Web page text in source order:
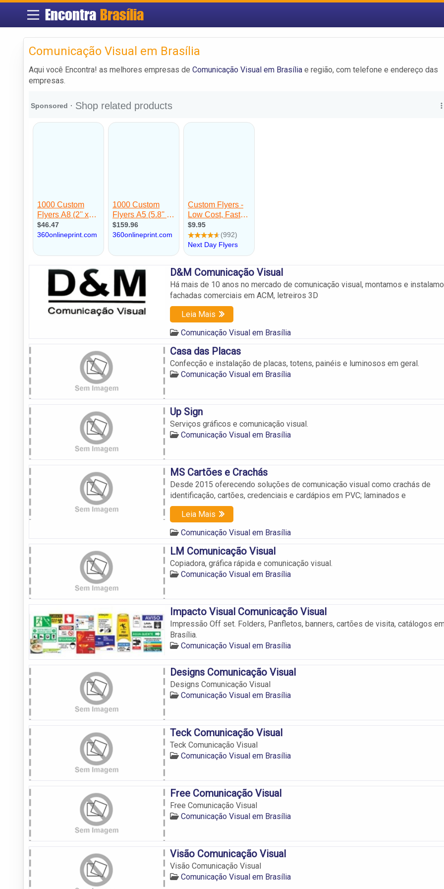
Encontra Brasília
Comunicação Visual em Brasília
Aqui você Encontra! as melhores empresas de Comunicação Visual em Brasília e região, com telefone e endereço das
empresas.
D&M Comunicação Visual
Há mais de 10 anos no mercado de comunicação visual, montamos e
fachadas comerciais em ACM, letreiros 3D
Leia Mais
Comunicação Visual em Brasília
Casa das Placas
Confecção e instalação de placas, totens, painéis e luminosos em geral.
Comunicação Visual em Brasília
Up Sign
Serviços gráficos e comunicação visual.
Comunicação Visual em Brasília
MS Cartões e Crachás
Desde 2015 oferecendo soluções de comunicação visual como crachás de
identificação, cartões, credenciais e cardápios em PVC; laminados e
Leia Mais
Comunicação Visual em Brasília
LM Comunicação Visual
Copiadora, gráfica rápida e comunicação visual.
Comunicação Visual em Brasília
Impacto Visual Comunicação Visual
Impressão Off set. Folders, Panfletos, banners, cartões de visita, catálogos
Brasília.
Comunicação Visual em Brasília
Designs Comunicação Visual
Designs Comunicação Visual
Comunicação Visual em Brasília
Teck Comunicação Visual
Teck Comunicação Visual
Comunicação Visual em Brasília
Free Comunicação Visual
Free Comunicação Visual
Comunicação Visual em Brasília
Visão Comunicação Visual
Visão Comunicação Visual
Comunicação Visual em Brasília